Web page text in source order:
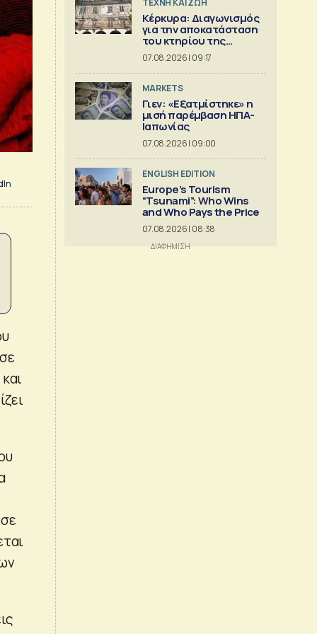
TΕΧΝΗ ΚΑΙ ΖΩΗ
Κέρκυρα: Διαγωνισμός
για την αποκατάσταση
του κτηρίου της
Πινακοθήκης Γιαλλινά
07.08.2026 | 09:17
MARKETS
Γιεν: «Εξατμίστηκε» η
μισή παρέμβαση ΗΠΑ-
Ιαπωνίας
07.08.2026 | 09:00
ENGLISH EDITION
Europe’s Tourism
“Tsunami”: Who Wins
and Who Pays the Price
07.08.2026 | 08:38